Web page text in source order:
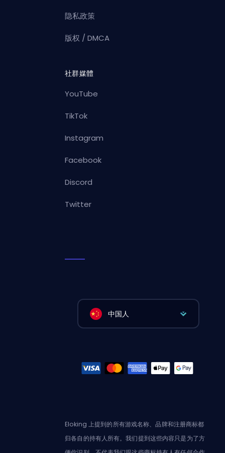
隐私政策
版权 / DMCA
社群媒體
YouTube
TikTok
Instagram
Facebook
Discord
Twitter
中国人
Eloking 上提到的所有游戏名称、品牌和注册商标都
归各自的持有人所有。我们提到这些内容只是为了方